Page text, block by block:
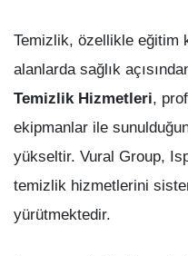
Temizlik, özellikle eğitim
alanlarda sağlık
Temizlik Hizmetleri,
ekipmanlar ile
yükseltir. Vural Group,
temizlik hizmetlerini
yürütmektedir.